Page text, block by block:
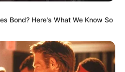
Bond? Here's What We Know So